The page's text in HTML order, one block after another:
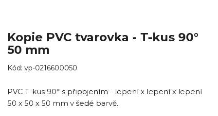
Kopie PVC tvarovka - T-kus 90°
50 mm
Kód: vp-0216600050
PVC T-kus 90° s připojením - lepení x lepení x lepení
50 x 50 x 50 mm v šedé barvě.